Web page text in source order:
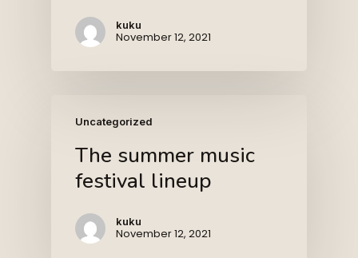
kuku
November 12, 2021
Uncategorized
The summer music
festival lineup
kuku
November 12, 2021